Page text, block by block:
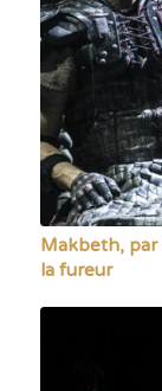
Makbeth, par
la fureur